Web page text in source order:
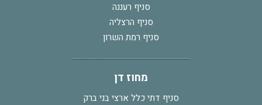
סניף רעננה
סניף הרצליה
סניף רמת השרון
מחוז דן
סניף דתי כלל ארצי בני ברק